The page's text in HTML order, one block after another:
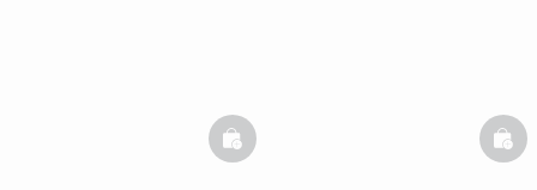
basketfull